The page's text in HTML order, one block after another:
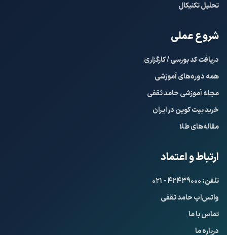
تحلیل تکنیکال
شروع عملی
دریافت کد بورسی / کارگزاری
همه دوره‌های آموزشی
مجله آموزشی حامد ثقفی
خرید بیت کوین در ایران
مقاله‌های طلا
ارتباط و اعتماد
تلفن: ۴۲۴۳۹۰۰۰ - ۰۲۱
واتس‌اپ حامد ثقفی
تماس با ما
درباره ما